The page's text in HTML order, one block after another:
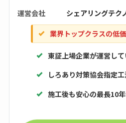
運営会社
シェアリングテク
業界トップクラスの低
東証上場企業が運営し
しろあり対策協会指定
施工後も安心の最長10